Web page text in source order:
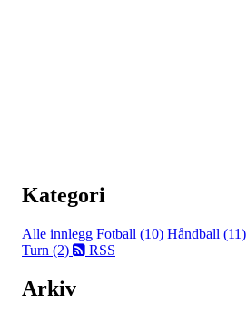
Kategori
Alle innlegg Fotball (10) Håndball (11)
Turn (2)
RSS
Arkiv